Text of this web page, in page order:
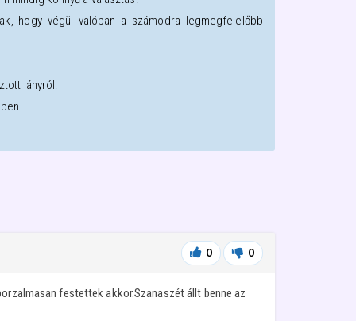
hogy végül valóban a számodra legmegfelelőbb
lányról!
0 0
festettek akkor.Szanaszét állt benne az